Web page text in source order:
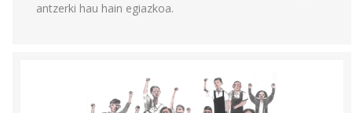
antzerki hau hain egiazkoa.